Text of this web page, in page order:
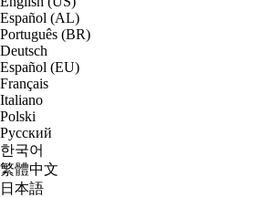
Español (AL)
Português (BR)
Deutsch
Español (EU)
Français
Italiano
Polski
Русский
한국어
繁體中文
日本語